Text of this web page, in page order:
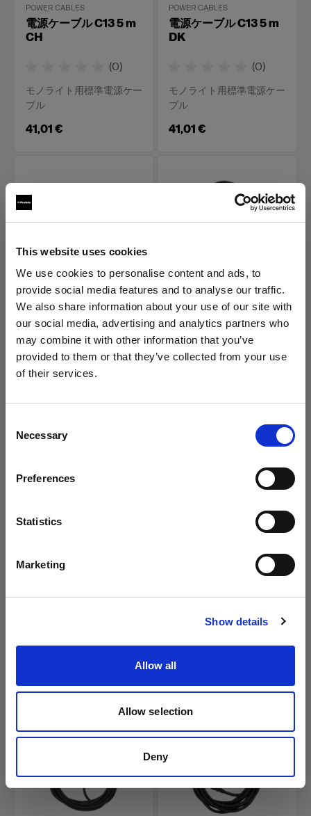
This website uses cookies
We use cookies to personalise content and ads, to
provide social media features and to analyse our traffic.
We also share information about your use of our site with
our social media, advertising and analytics partners who
may combine it with other information that you’ve
provided to them or that they’ve collected from your use
of their services.
Selection
Necessary
Preferences
Statistics
Marketing
Show details
Allow all
Allow selection
Deny
地域を変更しますか？
Germany
言語
サイトにアクセス
POWER CABLES
電源ケーブル C13 5 m
CH
(0)
モノライト用標準電源ケー
ブル
41,01 €
POWER CABLES
電源ケーブル C13 5 m
DK
(0)
モノライト用標準電源ケー
ブル
41,01 €
POWER CABLES
電源ケーブル C13 5 m
EUR
(0)
モノライト用標準電源ケー
POWER CABLES
電源ケーブル C13 5 m
IL
(
POWER CABLES
IN
41,00 €
JP
(0)
ブル
41,01 €